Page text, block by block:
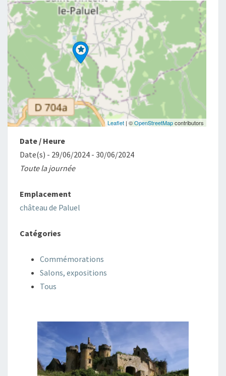
Leaflet | ©OpenStreetMapcontributors
Date / Heure
Date(s) - 29/06/2024 - 30/06/2024
Toute la journée
Emplacement
château de Paluel
Catégories
Commémorations
Salons, expositions
Tous